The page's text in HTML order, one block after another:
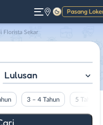
Pasang
Gelap
Florista Sekar
Lulusan
3 – 4 Tahun 5 Tahun